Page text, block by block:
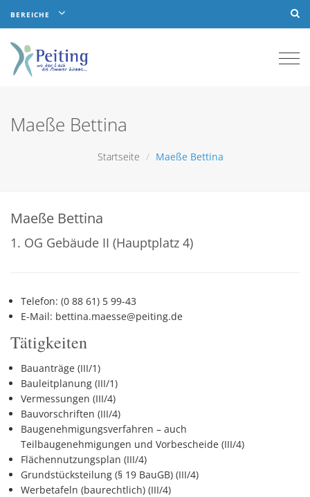
BEREICHE
Maeße Bettina
Startseite Maeße Bettina
Maeße Bettina
1. OG Gebäude II (Hauptplatz 4)
Telefon: (0 88 61) 5 99-43
E-Mail: bettina.maesse@peiting.de
Tätigkeiten
Bauanträge (III/1)
Bauleitplanung (III/1)
Vermessungen (III/4)
Bauvorschriften (III/4)
Baugenehmigungsverfahren – auch
Teilbaugenehmigungen und Vorbescheide (III/4)
Flächennutzungsplan (III/4)
Grundstücksteilung (§ 19 BauGB) (III/4)
Werbetafeln (baurechtlich) (III/4)